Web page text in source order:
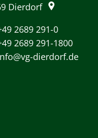
Dierdorf
2689 291-0
2689 291-1800
dierdorf.de